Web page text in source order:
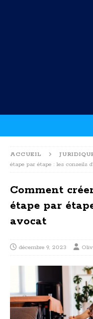
ACCUEIL
étape par étape : les conseils
Comment
étape par
avocat
décembre 9, 2023